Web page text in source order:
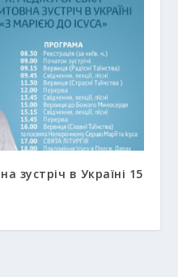
зустріч в Україні 15